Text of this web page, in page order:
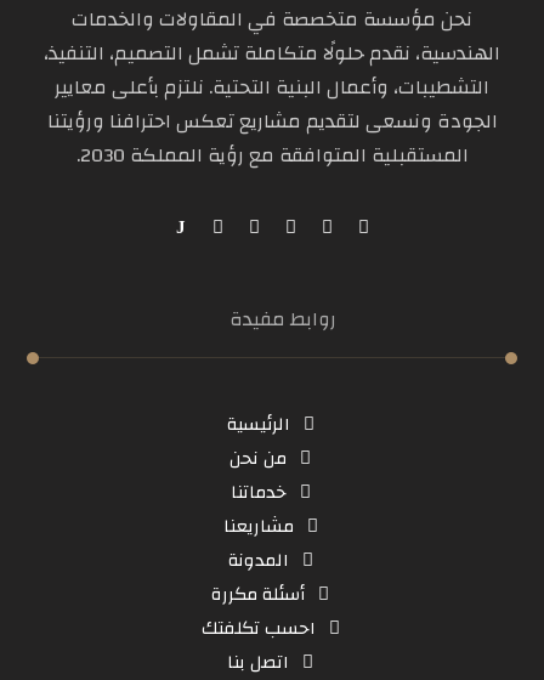
نحن مؤسسة متخصصة في المقاولات والخدمات
الهندسية، نقدم حلولًا متكاملة تشمل التصميم، التنفيذ،
التشطيبات، وأعمال البنية التحتية. نلتزم بأعلى معايير
الجودة ونسعى لتقديم مشاريع تعكس احترافنا ورؤيتنا
المستقبلية المتوافقة مع رؤية المملكة 2030.
روابط مفيدة
الرئيسية
من نحن
خدماتنا
مشاريعنا
المدونة
أسئلة مكررة
احسب تكلفتك
اتصل بنا